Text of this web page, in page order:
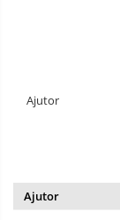
Ajutor
Ajutor